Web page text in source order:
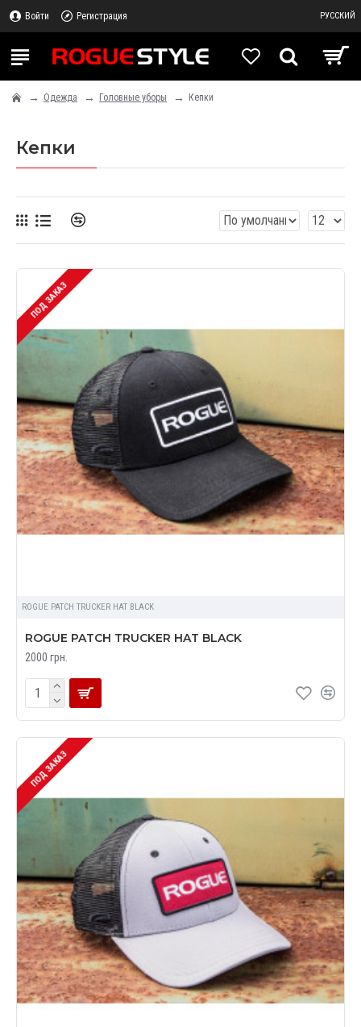
Войти Регистрация РУССКИЙ
Одежда Головные уборы Кепки
Кепки
ПОД ЗАКАЗ
ROGUE PATCH TRUCKER HAT BLACK
ROGUE PATCH TRUCKER HAT BLACK
2000 грн.
ПОД ЗАКАЗ